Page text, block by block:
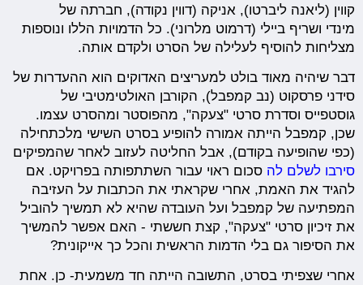
קווין (ליאנה ליברטו), אניקה (דווין נקודה), חברתה של
מינדי ושריף ביילי (דרמוט מלרוני). כל הדמויות הללו ונוספות
מצליחות להוסיף לעלילה של הסרט ולקדם אותה.
דבר שיהיה מאוד בולט למעריצים האדוקים הוא ההעדרות של
סידני פרסקוט (נב קמפבל), הקורבן האולטימטיבי של
גוסטפייס וסדרת סרטי "צעקה", מהפוסטר ומהסרט עצמו.
שכן, קמפבל הייתה אמורה להופיע בסרט השישי מלכתחילה
(כפי שהופיעה בקודם), אבל החליטה לעזוב לאחר שהמפיקים
סירבו לשלם לה סכום ראוי עבור השתתפותה בפרויקט. אם
להגיד את האמת, אחרי שקראתי את הכתבות על העזיבה
המפתיעה של קמפבל ועל העובדה שהיא לא תמשיך להוביל
את זיכיון סרטי "צעקה", קצת חששתי - האם אפשר להמשיך
את הסיפור גם בלי הדמות הראשית והכל כך אייקונית?
אחרי שצפיתי בסרט, התשובה הייתה חד משמעית- כן. אחת